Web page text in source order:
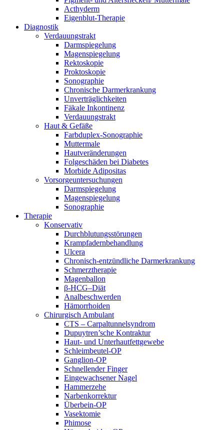
Acthyderm
Eigenblut-Therapie
Diagnostik
Verdauungstrakt
Darmspiegelung
Magenspiegelung
Rektoskopie
Proktoskopie
Sonographie
Chronische Darmerkrankung
Unverträglichkeiten
Fäkale Inkontinenz
Verdauungstrakt
Haut & Gefäße
Farbduplex-Sonographie
Muttermale
Hautveränderungen
Folgeschäden bei Diabetes
Morbide Adipositas
Vorsorgeuntersuchungen
Darmspiegelung
Magenspiegelung
Sonographie
Therapie
Konservativ
Durchblutungsstörungen
Krampfadernbehandlung
Ulcera
Chronisch-entzündliche Darmerkrankung
Schmerztherapie
Magenballon
β-HCG–Diät
Analbeschwerden
Hämorrhoiden
Chirurgisch Ambulant
CTS – Carpaltunnelsyndrom
Dupuytren’sche Kontraktur
Haut- und Unterhautfettgewebe
Schleimbeutel-OP
Ganglion-OP
Schnellender Finger
Eingewachsener Nagel
Hammerzehe
Narbenkorrektur
Überbein-OP
Vasektomie
Phimose